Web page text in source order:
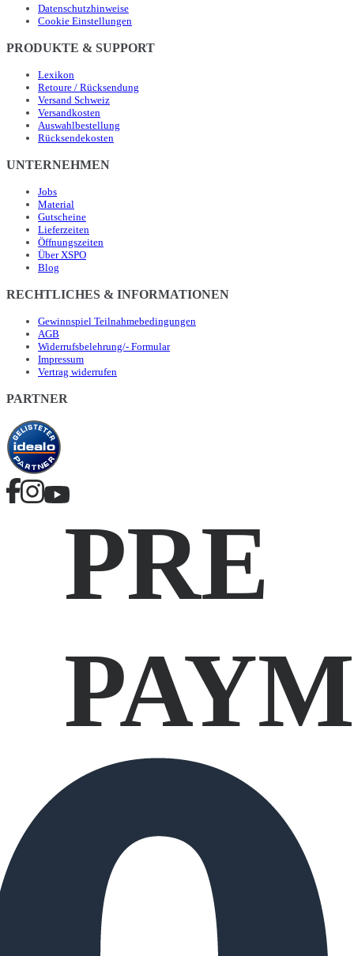
Datenschutzhinweise
Cookie Einstellungen
PRODUKTE & SUPPORT
Lexikon
Retoure / Rücksendung
Versand Schweiz
Versandkosten
Auswahlbestellung
Rücksendekosten
UNTERNEHMEN
Jobs
Material
Gutscheine
Lieferzeiten
Öffnungszeiten
Über XSPO
Blog
RECHTLICHES & INFORMATIONEN
Gewinnspiel Teilnahmebedingungen
AGB
Widerrufsbelehrung/- Formular
Impressum
Vertrag widerrufen
PARTNER